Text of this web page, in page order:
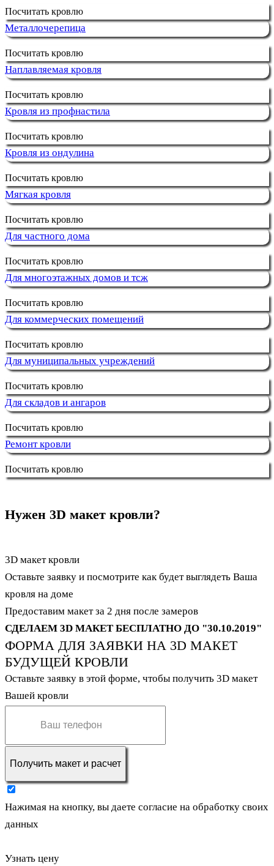
Посчитать кровлю
Металлочерепица
Посчитать кровлю
Наплавляемая кровля
Посчитать кровлю
Кровля из профнастила
Посчитать кровлю
Кровля из ондулина
Посчитать кровлю
Мягкая кровля
Посчитать кровлю
Для частного дома
Посчитать кровлю
Для многоэтажных домов и тсж
Посчитать кровлю
Для коммерческих помещений
Посчитать кровлю
Для муниципальных учреждений
Посчитать кровлю
Для складов и ангаров
Посчитать кровлю
Ремонт кровли
Посчитать кровлю
Нужен 3D макет кровли?
3D макет кровли
Оставьте заявку и посмотрите как будет выглядеть Ваша
кровля на доме
Предоставим макет за 2 дня после замеров
СДЕЛАЕМ 3D МАКЕТ БЕСПЛАТНО ДО "30.10.2019"
ФОРМА ДЛЯ ЗАЯВКИ НА 3D МАКЕТ
БУДУЩЕЙ КРОВЛИ
Оставьте заявку в этой форме, чтобы получить 3D макет
Вашей кровли
Получить макет и расчет
Нажимая на кнопку, вы даете согласие на обработку своих
данных
Узнать цену